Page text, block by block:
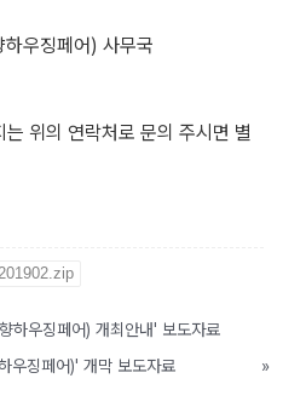
우징페어) 사무국
위의 연락처로 문의 주시면 별
하우징페어) 개최안내' 보도자료
우징페어)' 개막 보도자료
»